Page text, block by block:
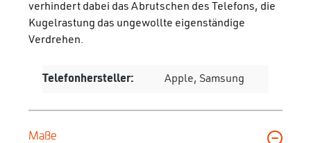
verhindert dabei das Abrutschen des Telefons, die
Kugelrastung das ungewollte eigenständige
Verdrehen.
Telefonhersteller: Apple, Samsung
Maße